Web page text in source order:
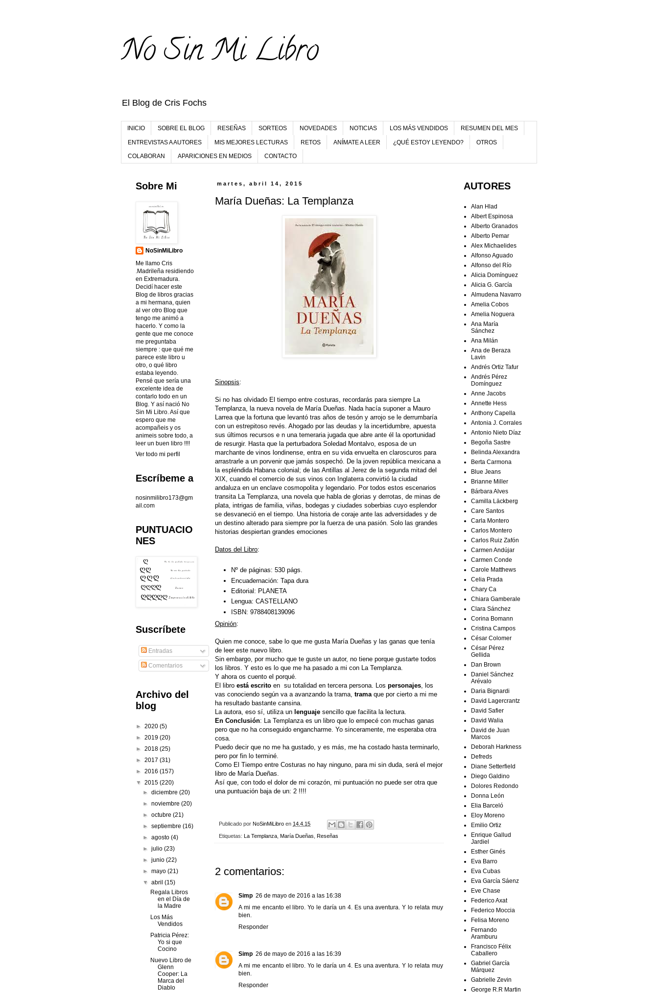
No Sin Mi Libro
El Blog de Cris Fochs
INICIO SOBRE EL BLOG RESEÑAS SORTEOS NOVEDADES NOTICIAS LOS MÁS VENDIDOS RESUMEN DEL MES
ENTREVISTAS A AUTORES MIS MEJORES LECTURAS RETOS ANÍMATE A LEER ¿QUÉ ESTOY LEYENDO? OTROS
COLABORAN APARICIONES EN MEDIOS CONTACTO
martes, abril 14, 2015
María Dueñas: La Templanza
Sinopsis:
Si no has olvidado El tiempo entre costuras, recordarás para siempre La
Templanza, la nueva novela de María Dueñas. Nada hacía suponer a Mauro
Larrea que la fortuna que levantó tras años de tesón y arrojo se le derrumbaría
con un estrepitoso revés. Ahogado por las deudas y la incertidumbre, apuesta
sus últimos recursos e n una temeraria jugada que abre ante él la oportunidad
de resurgir. Hasta que la perturbadora Soledad Montalvo, esposa de un
marchante de vinos londinense, entra en su vida envuelta en claroscuros para
arrastrarle a un porvenir que jamás sospechó. De la joven república mexicana a
la espléndida Habana colonial; de las Antillas al Jerez de la segunda mitad del
XIX, cuando el comercio de sus vinos con Inglaterra convirtió la ciudad
andaluza en un enclave cosmopolita y legendario. Por todos estos escenarios
transita La Templanza, una novela que habla de glorias y derrotas, de minas de
plata, intrigas de familia, viñas, bodegas y ciudades soberbias cuyo esplendor
se desvaneció en el tiempo. Una historia de coraje ante las adversidades y de
un destino alterado para siempre por la fuerza de una pasión. Solo las grandes
historias despiertan grandes emociones
Datos del Libro:
Nº de páginas: 530 págs.
Encuadernación: Tapa dura
Editorial: PLANETA
Lengua: CASTELLANO
ISBN: 9788408139096
Opinión:
Quien me conoce, sabe lo que me gusta María Dueñas y las ganas que tenía
de leer este nuevo libro.
Sin embargo, por mucho que te guste un autor, no tiene porque gustarte todos
los libros. Y esto es lo que me ha pasado a mi con La Templanza.
Y ahora os cuento el porqué.
El libro está escrito en su totalidad en tercera persona. Los personajes, los
vas conociendo según va a avanzando la trama, tramaque por cierto a mi me
ha resultado bastante cansina.
La autora, eso sí, utiliza un lenguaje sencillo que facilita la lectura.
En Conclusión: La Templanza es un libro que lo empecé con muchas ganas
pero que no ha conseguido engancharme. Yo sinceramente, me esperaba otra
cosa.
Puedo decir que no me ha gustado, y es más, me ha costado hasta terminarlo,
pero por fin lo terminé.
Como El Tiempo entre Costuras no hay ninguno, para mi sin duda, será el mejor
libro de María Dueñas.
Así que, con todo el dolor de mi corazón, mi puntuación no puede ser otra que
una puntuación baja de un: 2 !!!!
Publicado por NoSinMiLibro en 14.4.15
Etiquetas: La Templanza María Dueñas Reseñas
2 comentarios:
Simp 26 de mayo de 2016 a las 16:38
A mi me encanto el libro. Yo le daría un 4. Es una aventura. Y lo relata muy
bien.
Responder
Simp 26 de mayo de 2016 a las 16:39
A mi me encanto el libro. Yo le daría un 4. Es una aventura. Y lo relata muy
bien.
Responder
Sobre Mi
NoSinMiLibro
Me llamo Cris
.Madrileña residiendo
en Extremadura.
Decidí hacer este
Blog de libros gracias
a mi hermana, quien
al ver otro Blog que
tengo me animó a
hacerlo. Y como la
gente que me conoce
me preguntaba
siempre : que qué me
parece este libro u
otro, o qué libro
estaba leyendo.
Pensé que sería una
excelente idea de
contarlo todo en un
Blog. Y así nació No
Sin Mi Libro. Así que
espero que me
acompañeis y os
animeis sobre todo, a
leer un buen libro !!!!
Ver todo mi perfil
Escríbeme a
nosinmilibro173@gm
ail.com
PUNTUACIO
NES
Suscríbete
Entradas
Comentarios
Archivo del
blog
► 2020 (5)
► 2019 (20)
► 2018 (25)
► 2017 (31)
► 2016 (157)
▼ 2015 (220)
►diciembre(20)
►noviembre(20)
►octubre(21)
►septiembre(16)
►agosto(4)
►julio(23)
►junio(22)
►mayo(21)
▼abril(15)
Regala Libros
en el Día de
la Madre
Los Más
Vendidos
Patricia Pérez:
Yo si que
Cocino
Nuevo Libro de
Glenn
Cooper: La
Marca del
Diablo
AUTORES
Alan Hlad
Albert Espinosa
Alberto Granados
Alberto Pemar
Alex Michaelides
Alfonso Aguado
Alfonso del Río
Alicia Domínguez
Alicia G. García
Almudena Navarro
Amelia Cobos
Amelia Noguera
Ana María
Sánchez
Ana Milán
Ana de Beraza
Lavin
Andrés Ortiz Tafur
Andrés Pérez
Domínguez
Anne Jacobs
Annette Hess
Anthony Capella
Antonia J. Corrales
Antonio Nieto Díaz
Begoña Sastre
Belinda Alexandra
Berta Carmona
Blue Jeans
Brianne Miller
Bárbara Alves
Camilla Läckberg
Care Santos
Carla Montero
Carlos Montero
Carlos Ruiz Zafón
Carmen Andújar
Carmen Conde
Carole Matthews
Celia Prada
Chary Ca
Chiara Gamberale
Clara Sánchez
Corina Bomann
Cristina Campos
César Colomer
César Pérez
Gellida
Dan Brown
Daniel Sánchez
Arévalo
Daria Bignardi
David Lagercrantz
David Safier
David Walia
David de Juan
Marcos
Deborah Harkness
Defreds
Diane Setterfield
Diego Galdino
Dolores Redondo
Donna León
Elia Barceló
Eloy Moreno
Emilio Ortiz
Enrique Gallud
Jardiel
Esther Ginés
Eva Barro
Eva Cubas
Eva García Sáenz
Eve Chase
Federico Axat
Federico Moccia
Felisa Moreno
Fernando
Aramburu
Francisco Félix
Caballero
Gabriel García
Márquez
Gabrielle Zevin
George R.R Martin